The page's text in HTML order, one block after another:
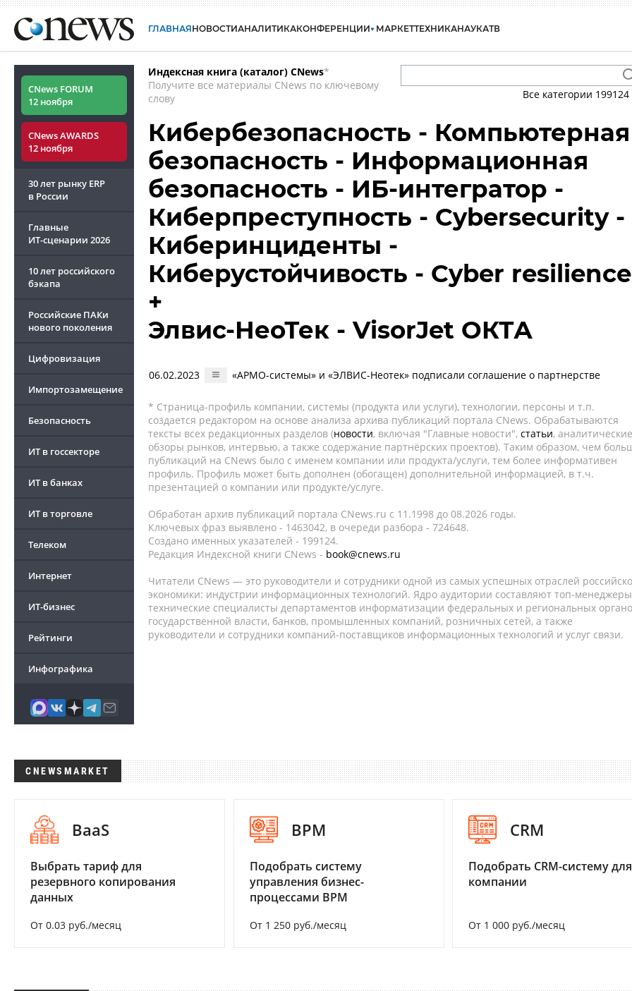
ГЛАВНАЯНОВОСТИАНАЛИТИКАКОНФЕРЕНЦИИ МАРКЕТТЕХНИКАНАУКАТВ
CNews FORUM
12 ноября
CNews AWARDS
12 ноября
30 лет рынку ERP
в России
Главные
ИТ-сценарии 2026
10 лет российского
бэкапа
Российские ПАКи
нового поколения
Цифровизация
Импортозамещение
Безопасность
ИТ в госсекторе
ИТ в банках
ИТ в торговле
Телеком
Интернет
ИТ-бизнес
Рейтинги
Инфографика
Индексная книга (каталог) CNews*
Получите все материалы CNews по ключевому
слову
Все категории 199124
Кибербезопасность - Компьютерная
безопасность - Информационная
безопасность - ИБ-интегратор -
Киберпреступность - Cybersecurity -
Киберинциденты -
Киберустойчивость - Cyber resilience
+
Элвис-НеоТек - VisorJet ОКТА
06.02.2023 «АРМО-системы» и «ЭЛВИС-Неотек» подписали соглашение о партнерстве
* Страница-профиль компании, системы (продукта или услуги), технологии, персоны и т.п.
создается редактором на основе анализа архива публикаций портала CNews. Обрабатываются
тексты всех редакционных разделов (новости, включая "Главные новости", статьи, аналитические
обзоры рынков, интервью, а также содержание партнёрских проектов). Таким образом, чем
публикаций на CNews было с именем компании или продукта/услуги, тем более информативен
профиль. Профиль может быть дополнен (обогащен) дополнительной информацией, в т.ч.
презентацией о компании или продукте/услуге.
Обработан архив публикаций портала CNews.ru c 11.1998 до 08.2026 годы.
Ключевых фраз выявлено - 1463042, в очереди разбора - 724648.
Создано именных указателей - 199124.
Редакция Индексной книги CNews - book@cnews.ru
Читатели CNews — это руководители и сотрудники одной из самых успешных отраслей
экономики: индустрии информационных технологий. Ядро аудитории составляют топ-
технические специалисты департаментов информатизации федеральных и региональных
государственной власти, банков, промышленных компаний, розничных сетей, а также
руководители и сотрудники компаний-поставщиков информационных технологий и услуг связи.
CNEWSMARKET
BaaS
Выбрать тариф для
резервного копирования
данных
От 0.03 руб./месяц
BPM
Подобрать систему
управления бизнес-
процессами BPM
От 1 250 руб./месяц
CRM
Подобрать CRM-систему для
компании
От 1 000 руб./месяц